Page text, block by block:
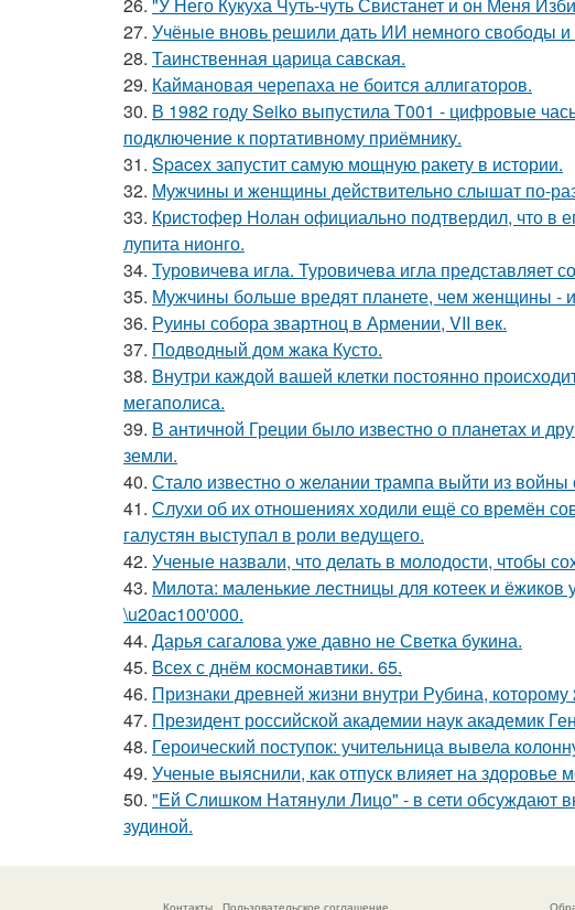
27. Учёные вновь решили дать ИИ немного свободы и
28. Таинственная царица савская.
29. Каймановая черепаха не боится аллигаторов.
30. В 1982 году Seiko выпустила T001 - цифровые
подключение к портативному приёмнику.
31. Spacex запустит самую мощную ракету в истории.
32. Мужчины и женщины действительно слышат по-
33. Кристофер Нолан официально подтвердил, что в
лупита нионго.
34. Туровичева игла. Туровичева игла представляет
35. Мужчины больше вредят планете, чем женщины -
36. Руины собора звартноц в Армении, VII век.
37. Подводный дом жака Кусто.
38. Внутри каждой вашей клетки постоянно
мегаполиса.
39. В античной Греции было известно о планетах и
земли.
40. Стало известно о желании трампа выйти из
41. Слухи об их отношениях ходили ещё со времён
галустян выступал в роли ведущего.
42. Ученые назвали, что делать в молодости, чтобы
43. Милота: маленькие лестницы для котеек и
\u20ac100'000.
44. Дарья сагалова уже давно не Светка букина.
45. Всех с днём космонавтики. 65.
46. Признаки древней жизни внутри Рубина,
47. Президент российской академии наук академик
48. Героический поступок: учительница вывела
49. Ученые выяснили, как отпуск влияет на здоровье
50. "Ей Слишком Натянули Лицо" - в сети обсуждают
зудиной.
Контакты Пользовательское соглашение